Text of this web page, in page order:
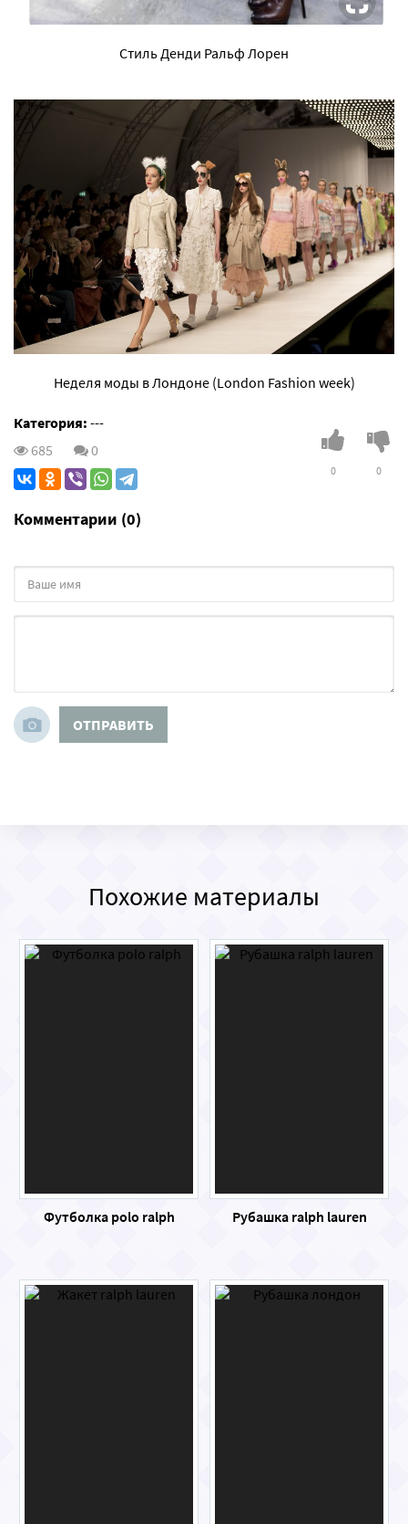
Стиль Денди Ральф Лорен
Неделя моды в Лондоне (London Fashion week)
Категория: ---
685
0
0 0
Комментарии (0)
ОТПРАВИТЬ
Похожие материалы
Футболка polo ralph Рубашка ralph lauren